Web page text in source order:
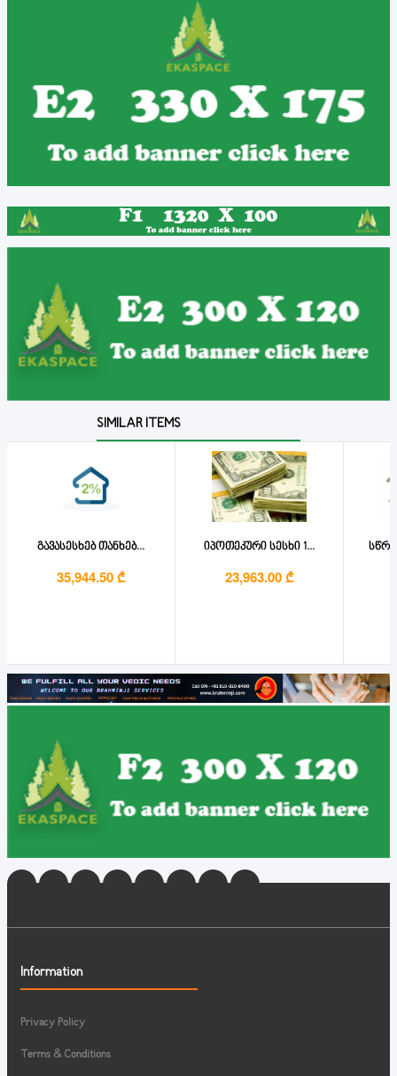
SIMILAR ITEMS
გავასესხებ თანხებ...
35,944.50 ₾
იპოთეკური სესხი 1...
23,963.00 ₾
Information
Privacy Policy
Terms & Conditions